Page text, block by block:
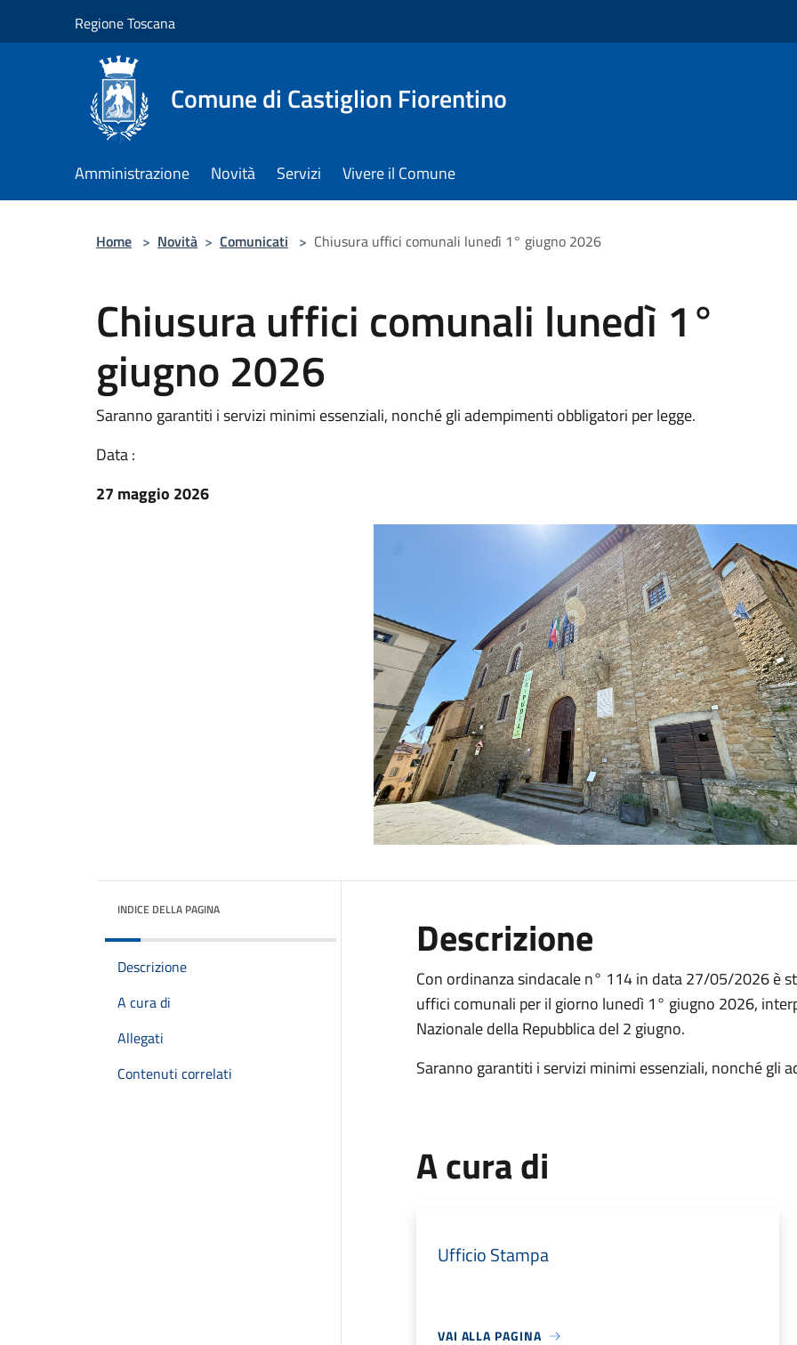
Regione Toscana
Comune di Castiglion Fiorentino
Amministrazione Novità Servizi Vivere il Comune
Home > Novità > Comunicati > Chiusura uffici comunali lunedì 1° giugno 2026
Chiusura uffici comunali lunedì 1°
giugno 2026
Saranno garantiti i servizi minimi essenziali, nonché gli adempimenti obbligatori per legge.
Data :
27 maggio 2026
INDICE DELLA PAGINA
Descrizione
A cura di
Allegati
Contenuti correlati
Descrizione
Con ordinanza sindacale n° 114 in data 27/05/2026 è
uffici comunali per il giorno lunedì 1° giugno 2026,
Nazionale della Repubblica del 2 giugno.
Saranno garantiti i servizi minimi essenziali, nonché gli
A cura di
Ufficio Stampa
VAI ALLA PAGINA